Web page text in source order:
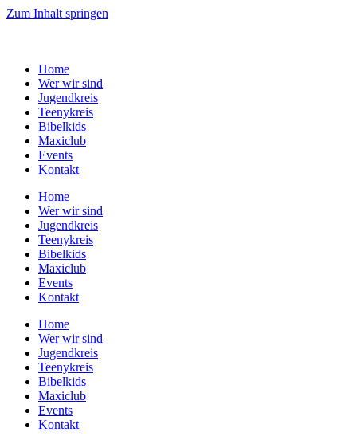
Zum Inhalt springen
Home
Wer wir sind
Jugendkreis
Teenykreis
Bibelkids
Maxiclub
Events
Kontakt
Home
Wer wir sind
Jugendkreis
Teenykreis
Bibelkids
Maxiclub
Events
Kontakt
Home
Wer wir sind
Jugendkreis
Teenykreis
Bibelkids
Maxiclub
Events
Kontakt